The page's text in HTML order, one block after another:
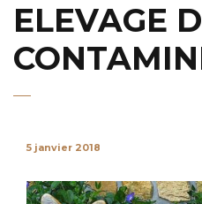
ELEVAGE DES
5 janvier 2018